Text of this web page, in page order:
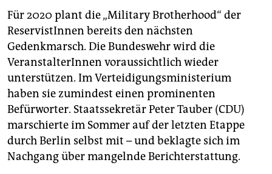
Für 2020 plant die „Military Brotherhood“ der
ReservistInnen bereits den nächsten
Gedenkmarsch. Die Bundeswehr wird die
VeranstalterInnen voraussichtlich wieder
unterstützen. Im Verteidigungsministerium
haben sie zumindest einen prominenten
Befürworter. Staatssekretär Peter Tauber (CDU)
marschierte im Sommer auf der letzten Etappe
durch Berlin selbst mit – und beklagte sich im
Nachgang über mangelnde Berichterstattung.